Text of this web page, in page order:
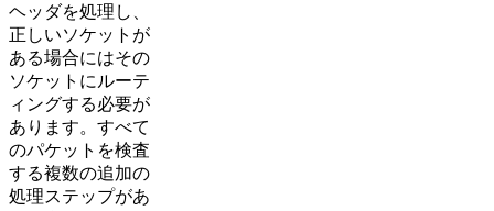
ヘッダを処理し、
正しいソケットが
ある場合にはその
ソケットにルーテ
ィングする必要が
あります。すべて
のパケットを検査
する複数の追加の
処理ステップがあ